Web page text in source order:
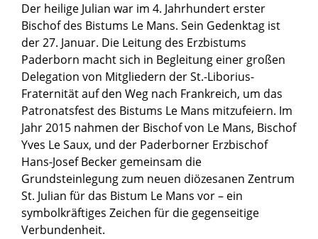
Der heilige Julian war im 4. Jahrhundert erster
Bischof des Bistums Le Mans. Sein Gedenktag ist
der 27. Januar. Die Leitung des Erzbistums
Paderborn macht sich in Begleitung einer großen
Delegation von Mitgliedern der St.-Liborius-
Fraternität auf den Weg nach Frankreich, um das
Patronatsfest des Bistums Le Mans mitzufeiern. Im
Jahr 2015 nahmen der Bischof von Le Mans, Bischof
Yves Le Saux, und der Paderborner Erzbischof
Hans-Josef Becker gemeinsam die
Grundsteinlegung zum neuen diözesanen Zentrum
St. Julian für das Bistum Le Mans vor – ein
symbolkräftiges Zeichen für die gegenseitige
Verbundenheit.